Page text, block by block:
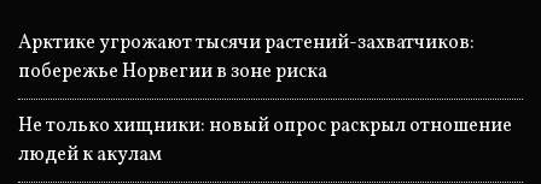
Арктике угрожают тысячи растений-захватчиков:
побережье Норвегии в зоне риска
Не только хищники: новый опрос раскрыл отношение
людей к акулам